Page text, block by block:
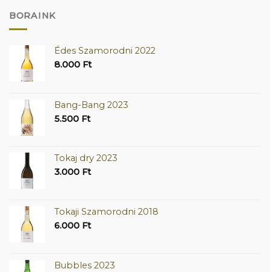
BORAINK
Édes Szamorodni 2022
8.000 Ft
Bang-Bang 2023
5.500 Ft
Tokaj dry 2023
3.000 Ft
Tokaji Szamorodni 2018
6.000 Ft
Bubbles 2023